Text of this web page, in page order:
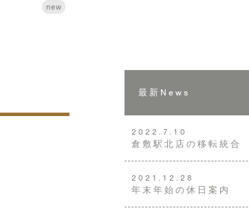
new
最新News
2022.7.10
倉敷駅北店の移転統合
2021.12.28
年末年始の休日案内